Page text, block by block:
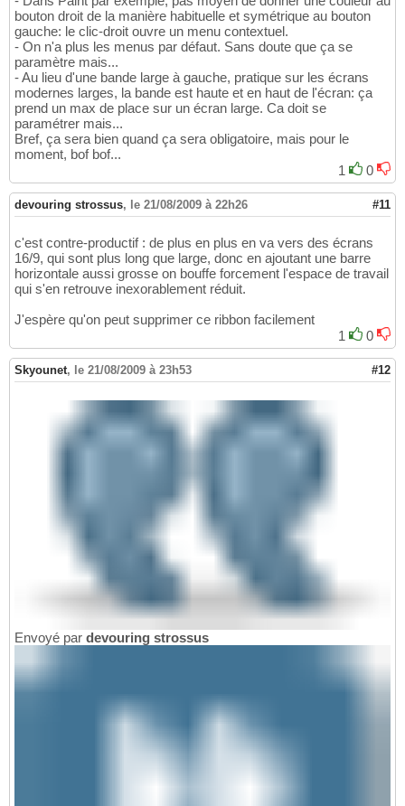
bouton droit de la manière habituelle et symétrique au bouton
gauche: le clic-droit ouvre un menu contextuel.
- On n'a plus les menus par défaut. Sans doute que ça se
paramètre mais...
- Au lieu d'une bande large à gauche, pratique sur les écrans
modernes larges, la bande est haute et en haut de l'écran: ça
prend un max de place sur un écran large. Ca doit se
paramétrer mais...
Bref, ça sera bien quand ça sera obligatoire, mais pour le
moment, bof bof...
1
0
devouring strossus, le 21/08/2009 à 22h26 #11
c'est contre-productif : de plus en plus en va vers des écrans
16/9, qui sont plus long que large, donc en ajoutant une barre
horizontale aussi grosse on bouffe forcement l'espace de travail
qui s'en retrouve inexorablement réduit.
J'espère qu'on peut supprimer ce ribbon facilement
1
0
Skyounet, le 21/08/2009 à 23h53 #12
Envoyé par devouring strossus